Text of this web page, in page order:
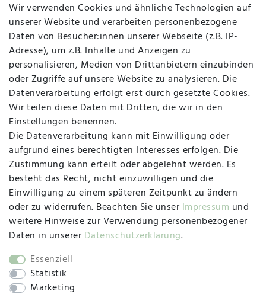
Widerruf
Vertrag widerrufen Kontakt
MAPALI VOR ORT
Herzogstraße 10
47533 Kleve
Montag, Dienstag, Donnerstag, Freitag
09:00 Uhr bis 13:00 Uhr
Mittwoch
09:00 Uhr bis 12:00 Uhr
SOCIAL
Wir verwenden Cookies und ähnliche Technologien auf
unserer Website und verarbeiten personenbezogene
Daten von Besucher:innen unserer Webseite (z.B. IP-
Adresse), um z.B. Inhalte und Anzeigen zu
personalisieren, Medien von Drittanbietern einzubinden
oder Zugriffe auf unsere Website zu analysieren. Die
Datenverarbeitung erfolgt erst durch gesetzte Cookies.
Wir teilen diese Daten mit Dritten, die wir in den
Einstellungen benennen.
Die Datenverarbeitung kann mit Einwilligung oder
aufgrund eines berechtigten Interesses erfolgen. Die
Zustimmung kann erteilt oder abgelehnt werden. Es
besteht das Recht, nicht einzuwilligen und die
Einwilligung zu einem späteren Zeitpunkt zu ändern
oder zu widerrufen. Beachten Sie unser Impressum und
weitere Hinweise zur Verwendung personenbezogener
Daten in unserer Daten­schutz­erklärung.
Essenziell
Statistik
Marketing